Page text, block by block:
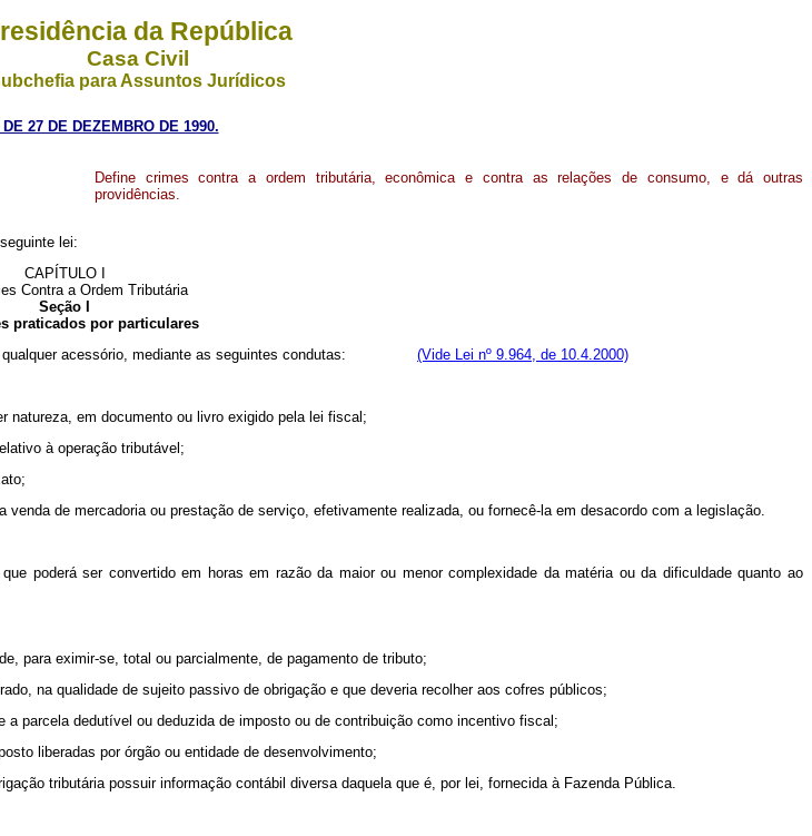
da República
Casa Civil
para Assuntos Jurídicos
DE 27 DE DEZEMBRO DE 1990.
Define crimes contra a ordem tributária, econômica e contra as relações de consumo, e dá outras
providências.
lei:
CAPÍTULO I
Contra a Ordem Tributária
Seção I
praticados por particulares
e qualquer acessório, mediante as seguintes condutas: (Vide Lei nº 9.964, de 10.4.2000)
natureza, em documento ou livro exigido pela lei fiscal;
à operação tributável;
de mercadoria ou prestação de serviço, efetivamente realizada, ou fornecê-la em desacordo com a legislação.
poderá ser convertido em horas em razão da maior ou menor complexidade da matéria ou da dificuldade quanto ao
para eximir-se, total ou parcialmente, de pagamento de tributo;
na qualidade de sujeito passivo de obrigação e que deveria recolher aos cofres públicos;
a parcela dedutível ou deduzida de imposto ou de contribuição como incentivo fiscal;
liberadas por órgão ou entidade de desenvolvimento;
tributária possuir informação contábil diversa daquela que é, por lei, fornecida à Fazenda Pública.